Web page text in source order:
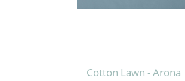
Cotton Lawn - Arona